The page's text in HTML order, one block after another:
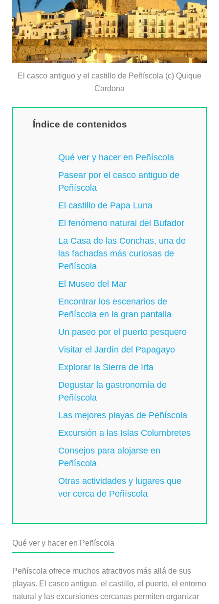
El casco antiguo y el castillo de Peñíscola (c) Quique
Cardona
Índice de contenidos
Qué ver y hacer en Peñíscola
Pasear por el casco antiguo de
Peñíscola
El castillo de Papa Luna
El fenómeno natural del Bufador
La Casa de las Conchas, una de
las fachadas más curiosas de
Peñíscola
El Museo del Mar
Encontrar los escenarios de
Peñíscola en la gran pantalla
Un paseo por el puerto pesquero
Visitar el Jardín del Papagayo
Explorar la Sierra de Irta
Degustar la gastronomía de
Peñíscola
Las mejores playas de Peñíscola
Excursión a las Islas Columbretes
Consejos para alojarse en
Peñíscola
Otras actividades y lugares que
ver cerca de Peñíscola
Qué ver y hacer en Peñíscola
Peñíscola ofrece muchos atractivos más allá de sus
playas. El casco antiguo, el castillo, el puerto, el entorno
natural y las excursiones cercanas permiten organizar